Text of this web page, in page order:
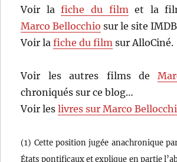
Voir lafiche du filmet la
Marco Bellocchio sur le site
Voir lafiche du film sur AlloCiné.
Voir les autres films de
chroniqués sur ce blog…
Voir leslivres sur Marco
(1) Cette position jugée anachronique
États pontificaux et explique en partie